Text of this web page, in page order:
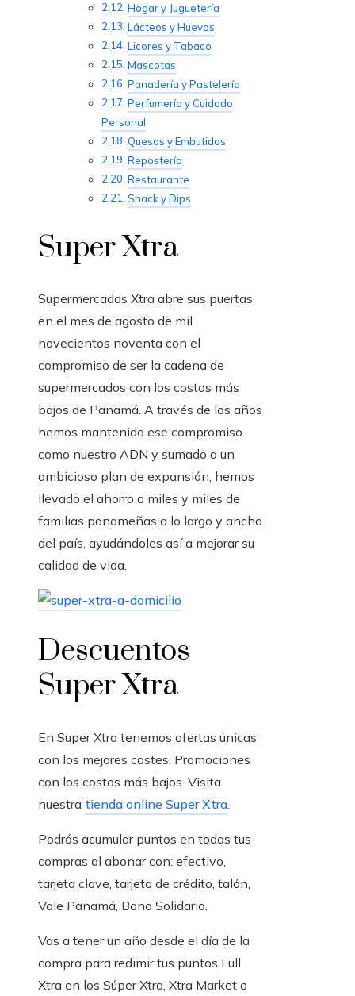
Hogar y Juguetería
Lácteos y Huevos
Licores y Tabaco
Mascotas
Panadería y Pastelería
Perfumería y Cuidado
Personal
Quesos y Embutidos
Repostería
Restaurante
Snack y Dips
Super Xtra
Supermercados Xtra abre sus puertas
en el mes de agosto de mil
novecientos noventa con el
compromiso de ser la cadena de
supermercados con los costos más
bajos de Panamá. A través de los años
hemos mantenido ese compromiso
como nuestro ADN y sumado a un
ambicioso plan de expansión, hemos
llevado el ahorro a miles y miles de
familias panameñas a lo largo y ancho
del país, ayudándoles así a mejorar su
calidad de vida.
Descuentos
Super Xtra
En Super Xtra tenemos ofertas únicas
con los mejores costes. Promociones
con los costos más bajos. Visita
nuestra tienda online Super Xtra
Podrás acumular puntos en todas tus
compras al abonar con: efectivo,
tarjeta clave, tarjeta de crédito, talón,
Vale Panamá, Bono Solidario.
Vas a tener un año desde el día de la
compra para redimir tus puntos Full
Xtra en los Súper Xtra, Xtra Market o